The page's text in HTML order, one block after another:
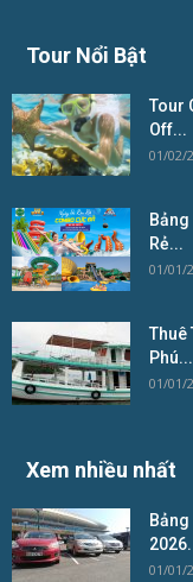
Tour Nổi Bật
Tour
Off...
01/02/
Rẻ...
01/01/
Thuê
Phú...
01/01/
Xem nhiều nhất
Bảng
2026.
01/01/